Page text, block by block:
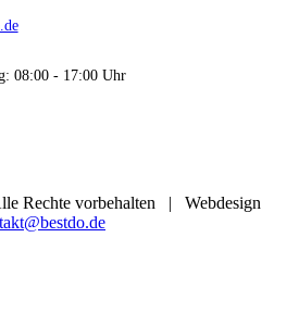
08:00 - 17:00 Uhr
Rechte vorbehalten | Webdesign